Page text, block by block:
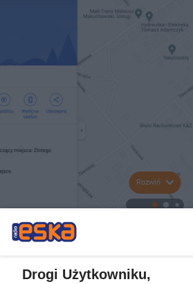
Rozwiń
Drogi Użytkowniku,